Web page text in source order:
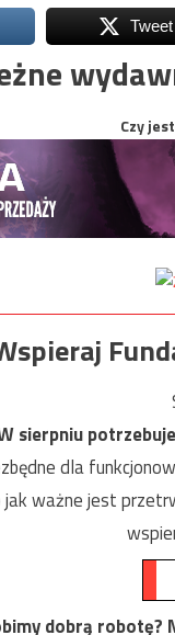
Tweet
Czy
sierpniu
dla
ważne jest
dobrą robotę?